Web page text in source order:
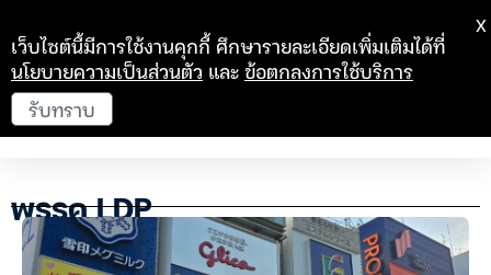
พรรค LDP
เว็บไซต์นี้มีการใช้งานคุกกี้ ศึกษารายละเอียดเพิ่มเติมได้ที่
นโยบายความเป็นส่วนตัว และข้อตกลงการใช้บริการ
รับทราบ
X